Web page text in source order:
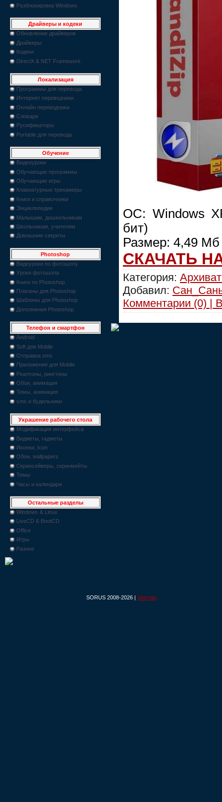
Разблокировка Windows
Драйверы и кодеки
Обновление драйверов
Драйверы
Кодеки
DirectX & NET Framework
Локализация
Программы для перевода
Интернет переводчики
Онлайн переводчики
Словари
Русификаторы
Portable для перевода
Обучение
Видеоуроки
Обучающие программы
Обучающие игры
Клавиатурные тренажеры
Книги и справочники
Энциклопедии
Малышам, дошкольникам
Школьникам, учителям
Домашние секреты
Photoshop
Видеуроки по фотошопу
Уроки фотошопа
Книги по Photoshop
Плагины для Photoshop
Шаблоны для Photoshop
Дополнения Photoshop
Телефон и смартфон
Android
Soft для Mobile
Отправка sms
Приложения для Mobile
Реалтоны, рингтоны
Обои, анимация
Темы, анимация
sms и будильники
Украшение рабочего стола
Модификация интерфейса
Виджеты, гаджеты
Иконки, Icon
Обои, wallpapers
Скринсейверы, скринмейты
Темы
Часы и календари
Остальные разделы
Windows & Linux
LiveCD & BootCD
Office
Игры
Разное
ОС: Windows
бит)
Размер: 4,49 Мб
СКАЧАТЬ
Категория:
Добавил:
Комментарии (0) |
SORUS 2008-2026 | Sitemap